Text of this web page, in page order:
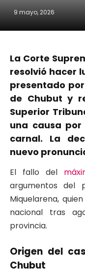
9 mayo, 2026
La Corte
resolvió hacer
presentado
de Chubut y
Superior
una causa por
carnal. La
nuevo
El fallo del
argumentos del
Miquelarena,
nacional tras
provincia.
Origen del
Chubut